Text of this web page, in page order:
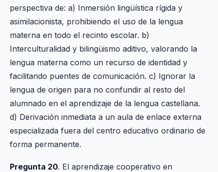
perspectiva de: a) Inmersión lingüística rígida y
asimilacionista, prohibiendo el uso de la lengua
materna en todo el recinto escolar. b)
Interculturalidad y bilingüismo aditivo, valorando la
lengua materna como un recurso de identidad y
facilitando puentes de comunicación. c) Ignorar la
lengua de origen para no confundir al resto del
alumnado en el aprendizaje de la lengua castellana.
d) Derivación inmediata a un aula de enlace externa
especializada fuera del centro educativo ordinario de
forma permanente.
Pregunta 20. El aprendizaje cooperativo en